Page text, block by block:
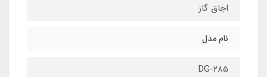
اجاق گاز
نام مدل
DG-285